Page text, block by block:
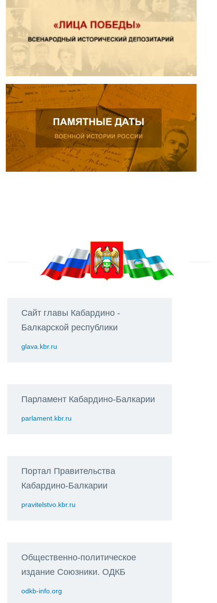
Сайт главы Кабардино -
Балкарской республики
glava.kbr.ru
Парламент Кабардино-Балкарии
parlament.kbr.ru
Портал Правительства
Кабардино-Балкарии
pravitelstvo.kbr.ru
Общественно-политическое
издание Союзники. ОДКБ
odkb-info.org